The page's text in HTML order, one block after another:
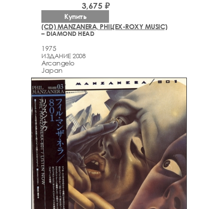
(CD) MANZANERA, PHIL(EX-ROXY MUSIC)
– DIAMOND HEAD
1975
ИЗДАНИЕ 2008
Arcаngelo
Japan
3,675 ₽
Купить